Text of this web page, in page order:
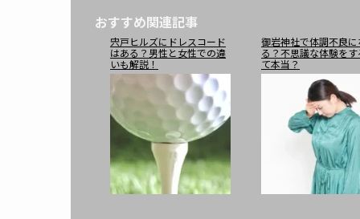
おすすめ関連記事
宍戸ヒルズにドレスコード
はある？男性と女性での違
いも解説！
御岩神社で体調不良に
る？不思議な体験を
て本当？